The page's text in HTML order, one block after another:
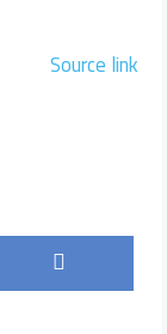
Source link